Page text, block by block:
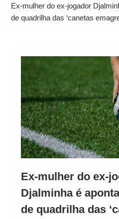
Alto
Ex-mulher do ex-jogador
de quadrilha das ‘canetas
Ex-mulher do ex-
Djalminha é
de quadrilha das